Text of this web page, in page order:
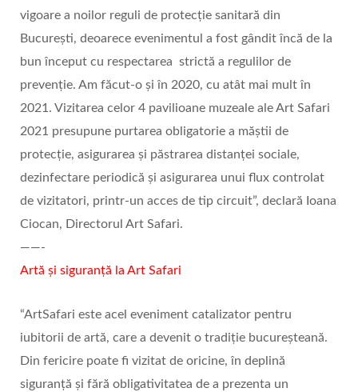
vigoare a noilor reguli de protecție sanitară din
București, deoarece evenimentul a fost gândit încă de la
bun început cu respectarea strictă a regulilor de
prevenție. Am făcut-o și în 2020, cu atât mai mult în
2021. Vizitarea celor 4 pavilioane muzeale ale Art Safari
2021 presupune purtarea obligatorie a măștii de
protecție, asigurarea și păstrarea distanței sociale,
dezinfectare periodică și asigurarea unui flux controlat
de vizitatori, printr-un acces de tip circuit”, declară Ioana
Ciocan, Directorul Art Safari.
——-
Artă și siguranță la Art Safari
“ArtSafari este acel eveniment catalizator pentru
iubitorii de artă, care a devenit o tradiție bucureșteană.
Din fericire poate fi vizitat de oricine, în deplină
siguranță și fără obligativitatea de a prezenta un